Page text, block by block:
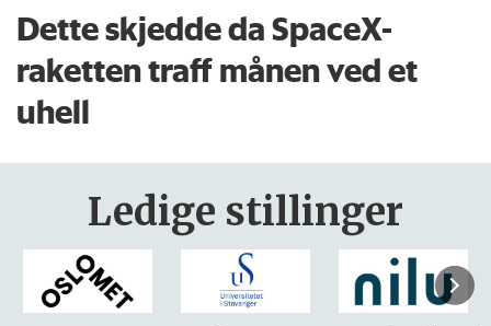
Dette skjedde da SpaceX-
raketten traff månen ved et
uhell
Ledige stillinger